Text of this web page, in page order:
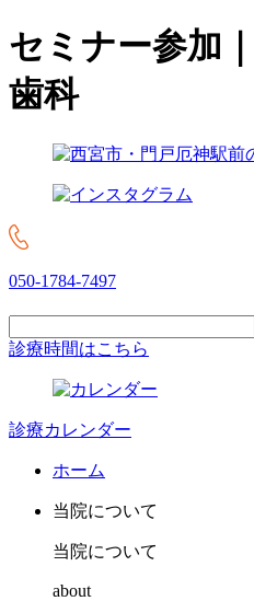
セミナー参加
歯科
050-1784-7497
診療時間はこちら
診療カレンダー
ホーム
当院について
当院について
about